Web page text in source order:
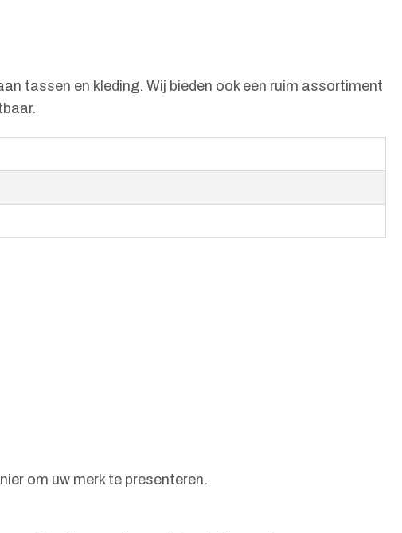
tassen en kleding. Wij bieden ook een ruim assortiment
om uw merk te presenteren.